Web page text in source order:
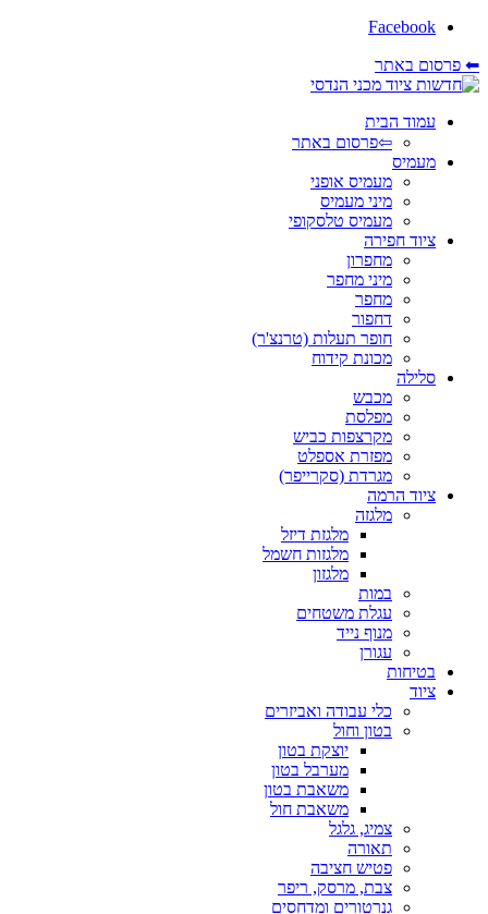
Facebook
⬅ פרסום באתר
עמוד הבית
⇦פרסום באתר
מעמיס
מעמיס אופני
מיני מעמיס
מעמיס טלסקופי
ציוד חפירה
מחפרון
מיני מחפר
מחפר
דחפור
חופר תעלות (טרנצ'ר)
מכונת קידוח
סלילה
מכבש
מפלסת
מקרצפות כביש
מפזרת אספלט
מגרדת (סקרייפר)
ציוד הרמה
מלגזה
מלגזת דיזל
מלגזות חשמל
מלגזון
במות
עגלת משטחים
מנוף נייד
עגורן
בטיחות
ציוד
כלי עבודה ואביזרים
בטון וחול
יוצקת בטון
מערבל בטון
משאבת בטון
משאבת חול
צמיג, גלגל
תאורה
פטיש חציבה
צבת, מרסק, ריפר
גנרטורים ומדחסים